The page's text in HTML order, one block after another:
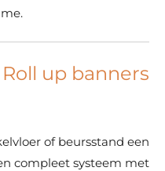
Roll up banners
of beursstand een
compleet systeem met